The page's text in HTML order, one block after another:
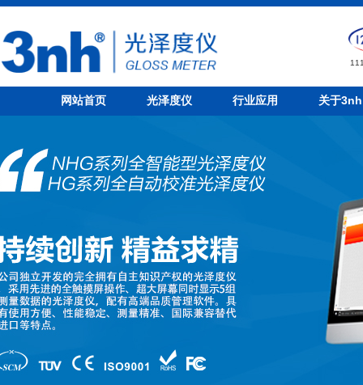
网站首页 光泽度仪 行业应用 关于3nh